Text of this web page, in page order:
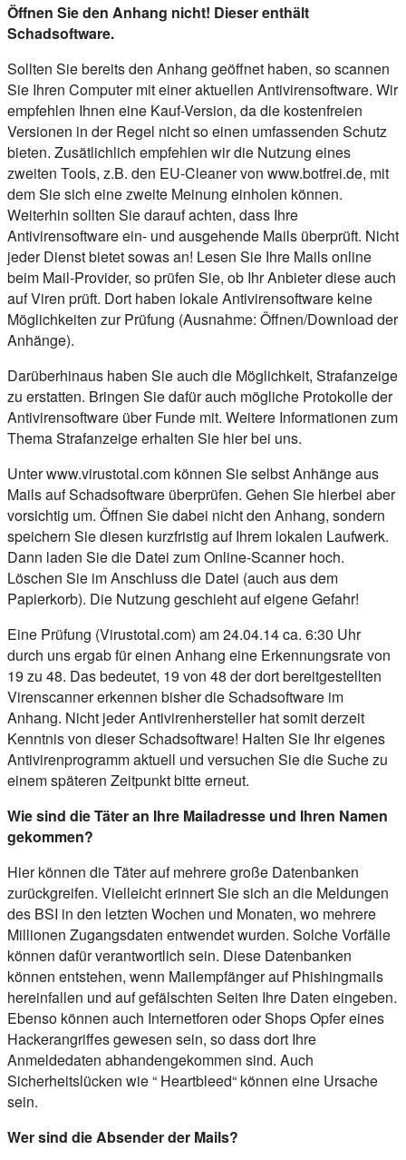
Öffnen Sie den Anhang nicht! Dieser enthält
Schadsoftware.
Sollten Sie bereits den Anhang geöffnet haben, so scannen
Sie Ihren Computer mit einer aktuellen Antivirensoftware. Wir
empfehlen Ihnen eine Kauf-Version, da die kostenfreien
Versionen in der Regel nicht so einen umfassenden Schutz
bieten. Zusätlichlich empfehlen wir die Nutzung eines
zweiten Tools, z.B. den EU-Cleaner von www.botfrei.de, mit
dem Sie sich eine zweite Meinung einholen können.
Weiterhin sollten Sie darauf achten, dass Ihre
Antivirensoftware ein- und ausgehende Mails überprüft. Nicht
jeder Dienst bietet sowas an! Lesen Sie Ihre Mails online
beim Mail-Provider, so prüfen Sie, ob Ihr Anbieter diese auch
auf Viren prüft. Dort haben lokale Antivirensoftware keine
Möglichkeiten zur Prüfung (Ausnahme: Öffnen/Download der
Anhänge).
Darüberhinaus haben Sie auch die Möglichkeit, Strafanzeige
zu erstatten. Bringen Sie dafür auch mögliche Protokolle der
Antivirensoftware über Funde mit. Weitere Informationen zum
Thema Strafanzeige erhalten Sie hier bei uns.
Unter www.virustotal.com können Sie selbst Anhänge aus
Mails auf Schadsoftware überprüfen. Gehen Sie hierbei aber
vorsichtig um. Öffnen Sie dabei nicht den Anhang, sondern
speichern Sie diesen kurzfristig auf Ihrem lokalen Laufwerk.
Dann laden Sie die Datei zum Online-Scanner hoch.
Löschen Sie im Anschluss die Datei (auch aus dem
Papierkorb). Die Nutzung geschieht auf eigene Gefahr!
Eine Prüfung (Virustotal.com) am 24.04.14 ca. 6:30 Uhr
durch uns ergab für einen Anhang eine Erkennungsrate von
19 zu 48. Das bedeutet, 19 von 48 der dort bereitgestellten
Virenscanner erkennen bisher die Schadsoftware im
Anhang. Nicht jeder Antivirenhersteller hat somit derzeit
Kenntnis von dieser Schadsoftware! Halten Sie Ihr eigenes
Antivirenprogramm aktuell und versuchen Sie die Suche zu
einem späteren Zeitpunkt bitte erneut.
Wie sind die Täter an Ihre Mailadresse und Ihren Namen
gekommen?
Hier können die Täter auf mehrere große Datenbanken
zurückgreifen. Vielleicht erinnert Sie sich an die Meldungen
des BSI in den letzten Wochen und Monaten, wo mehrere
Millionen Zugangsdaten entwendet wurden. Solche Vorfälle
können dafür verantwortlich sein. Diese Datenbanken
können entstehen, wenn Mailempfänger auf Phishingmails
hereinfallen und auf gefälschten Seiten Ihre Daten eingeben.
Ebenso können auch Internetforen oder Shops Opfer eines
Hackerangriffes gewesen sein, so dass dort Ihre
Anmeldedaten abhandengekommen sind. Auch
Sicherheitslücken wie “ Heartbleed“ können eine Ursache
sein.
Wer sind die Absender der Mails?